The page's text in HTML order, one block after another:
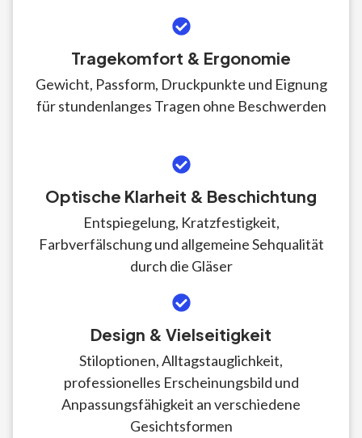
Tragekomfort & Ergonomie
Gewicht, Passform, Druckpunkte und Eignung
für stundenlanges Tragen ohne Beschwerden
Optische Klarheit & Beschichtung
Entspiegelung, Kratzfestigkeit,
Farbverfälschung und allgemeine Sehqualität
durch die Gläser
Design & Vielseitigkeit
Stiloptionen, Alltagstauglichkeit,
professionelles Erscheinungsbild und
Anpassungsfähigkeit an verschiedene
Gesichtsformen